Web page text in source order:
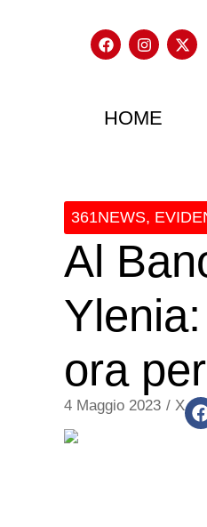
HOME
361NEWS,
Al
ora
4 Maggio 2023 / X